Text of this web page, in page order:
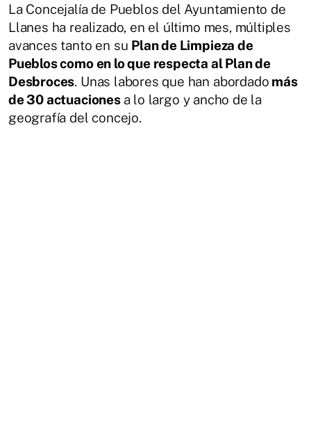
La Concejalía de Pueblos del Ayuntamiento de
Llanes ha realizado, en el último mes, múltiples
avances tanto en su Plan de Limpieza de
Pueblos como en lo que respecta al Plan de
Desbroces. Unas labores que han abordado más
de 30 actuaciones a lo largo y ancho de la
geografía del concejo.